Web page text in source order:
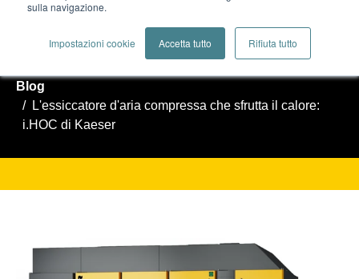
sulla navigazione.
Impostazioni cookie Accetta tutto Rifiuta tutto
CHE SFRUTTA IL CALORE: I.HOC DI
KAESER
Blog
L'essiccatore d'aria compressa che sfrutta il calore:
i.HOC di Kaeser